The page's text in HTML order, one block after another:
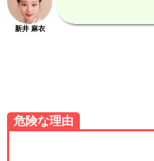
新井 麻衣
危険な理由